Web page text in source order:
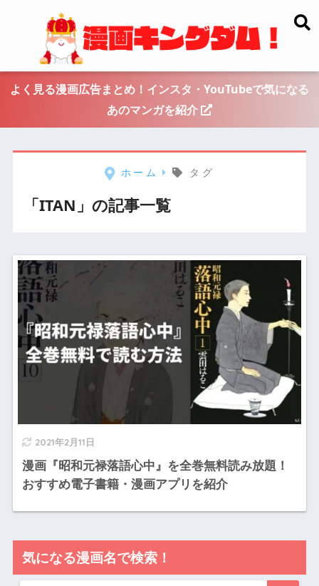
よく見る漫画広告まとめ！インスタ・YouTubeで気になる
あのマンガを紹介
ホーム タグ
「ITAN」の記事一覧
2021年2月11日
漫画『昭和元禄落語心中』を全巻無料読み放題！
おすすめ電子書籍・漫画アプリを紹介
気になる漫画名で検索！